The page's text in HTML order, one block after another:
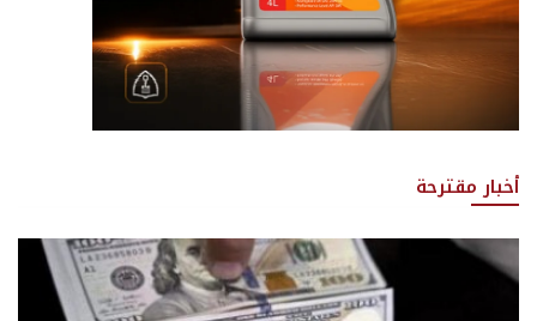
أخبار مقترحة